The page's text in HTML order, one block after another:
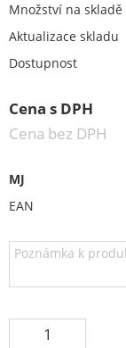
Spojovací
Spojovací
Stavební
Dedra
Kubis
Množství na skladě
Aktualizace skladu
Dostupnost
Cena s DPH
Cena bez DPH
MJ
EAN